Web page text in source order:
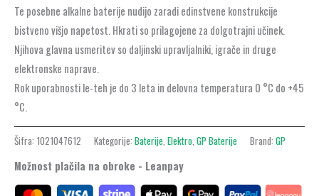
Te posebne alkalne baterije nudijo zaradi edinstvene konstrukcije
bistveno višjo napetost. Hkrati so prilagojene za dolgotrajni učinek.
Njihova glavna usmeritev so daljinski upravljalniki, igrače in druge
elektronske naprave.
Rok uporabnosti le-teh je do 3 leta in delovna temperatura 0 °C do +45
°C.
Šifra: 1021047612 Kategorije: Baterije Elektro GP Baterije Brand: GP
Možnost plačila na obroke - Leanpay